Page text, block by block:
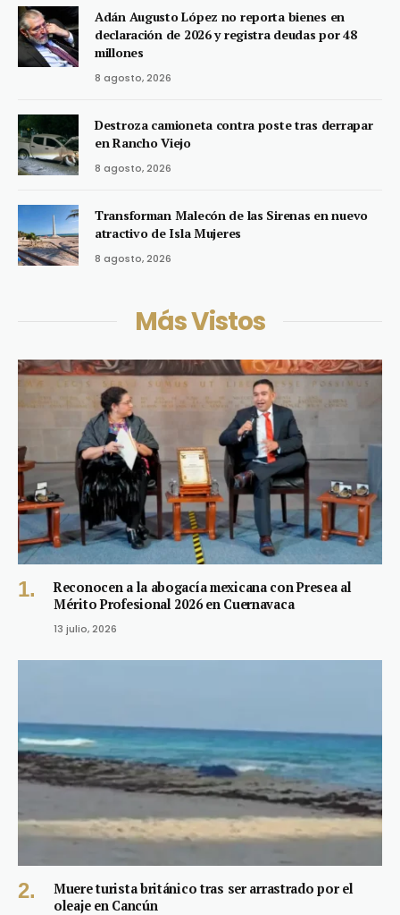
Adán Augusto López no reporta bienes en
declaración de 2026 y registra deudas por 48
millones
8 agosto, 2026
Destroza camioneta contra poste tras derrapar
en Rancho Viejo
8 agosto, 2026
Transforman Malecón de las Sirenas en nuevo
atractivo de Isla Mujeres
8 agosto, 2026
Más Vistos
Reconocen a la abogacía mexicana con Presea al
Mérito Profesional 2026 en Cuernavaca
13 julio, 2026
Muere turista británico tras ser arrastrado por el
oleaje en Cancún